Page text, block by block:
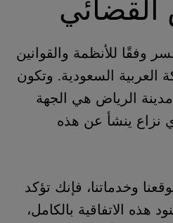
القضائي
وفقًا للأنظمة والقوانين
العربية السعودية. وتكون
الرياض هي الجهة
نزاع ينشأ عن هذه
وخدماتنا، فإنك تؤكد
الاتفاقية بالكامل،